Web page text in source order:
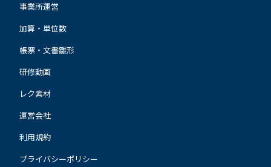
事業所運営
加算・単位数
帳票・文書雛形
研修動画
レク素材
運営会社
利用規約
プライバシーポリシー